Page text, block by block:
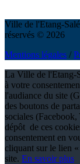
Ville de l'Etang-
réservés © 2026
Mentions légales /
La Ville de l'Etang-
à votre
l'audiance du site
des boutons de
sociales
dépôt de ces
consentement en
cliquant sur le lien
site. En savoir plus